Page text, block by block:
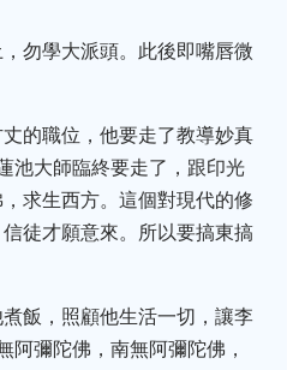
勿學大派頭。此後即嘴唇微
的職位，他要走了教導妙真
池大師臨終要走了，跟印光
求生西方。這個對現代的修
徒才願意來。所以要搞東搞
飯，照顧他生活一切，讓李
彌陀佛，南無阿彌陀佛，